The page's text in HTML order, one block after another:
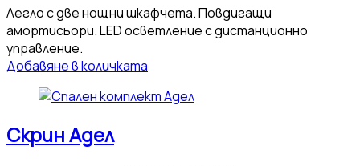
Легло с две нощни шкафчета. Повдигащи
амортисьори. LED осветление с дистанционно
управление.
Добавяне в количката
Скрин Адел